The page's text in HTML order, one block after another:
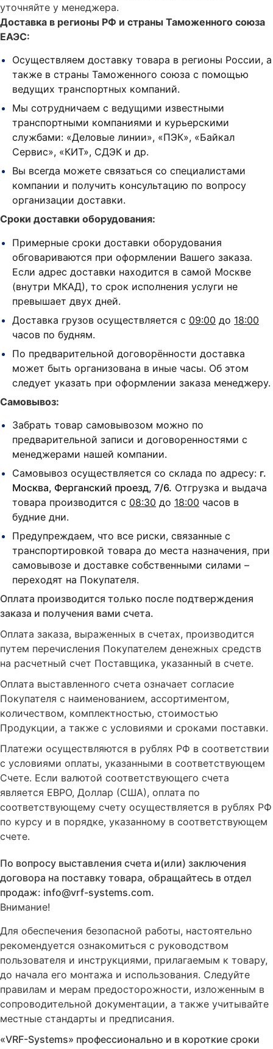
уточняйте у менеджера.
Доставка в регионы РФ и страны Таможенного союза
ЕАЭС:
Осуществляем доставку товара в регионы России, а
также в страны Таможенного союза с помощью
ведущих транспортных компаний.
Мы сотрудничаем с ведущими известными
транспортными компаниями и курьерскими
службами: «Деловые линии», «ПЭК», «Байкал
Сервис», «КИТ», СДЭК и др.
Вы всегда можете связаться со специалистами
компании и получить консультацию по вопросу
организации доставки.
Сроки доставки оборудования:
Примерные сроки доставки оборудования
обговариваются при оформлении Вашего заказа.
Если адрес доставки находится в самой Москве
(внутри МКАД), то срок исполнения услуги не
превышает двух дней.
Доставка грузов осуществляется с 09:00 до 18:00
часов по будням.
По предварительной договорённости доставка
может быть организована в иные часы. Об этом
следует указать при оформлении заказа менеджеру.
Самовывоз:
Забрать товар самовывозом можно по
предварительной записи и договоренностями с
менеджерами нашей компании.
Самовывоз осуществляется со склада по адресу: г.
Москва, Ферганский проезд, 7/6. Отгрузка и выдача
товара производится с 08:30 до 18:00 часов в
будние дни.
Предупреждаем, что все риски, связанные с
транспортировкой товара до места назначения, при
самовывозе и доставке собственными силами –
переходят на Покупателя.
Оплата производится только после подтверждения
заказа и получения вами счета.
Оплата заказа, выраженных в счетах, производится
путем перечисления Покупателем денежных средств
на расчетный счет Поставщика, указанный в счете.
Оплата выставленного счета означает согласие
Покупателя с наименованием, ассортиментом,
количеством, комплектностью, стоимостью
Продукции, а также с условиями и сроками поставки.
Платежи осуществляются в рублях РФ в соответствии
с условиями оплаты, указанными в соответствующем
Счете. Если валютой соответствующего счета
является ЕВРО, Доллар (США), оплата по
соответствующему cчету осуществляется в рублях РФ
по курсу и в порядке, указанному в соответствующем
cчете.
По вопросу выставления счета и(или) заключения
договора на поставку товара, обращайтесь в отдел
продаж: info@vrf-systems.com.
Внимание!
Для обеспечения безопасной работы, настоятельно
рекомендуется ознакомиться с руководством
пользователя и инструкциями, прилагаемым к товару,
до начала его монтажа и использования. Следуйте
правилам и мерам предосторожности, изложенным в
сопроводительной документации, а также учитывайте
местные стандарты и предписания.
«VRF-Systems» профессионально и в короткие сроки